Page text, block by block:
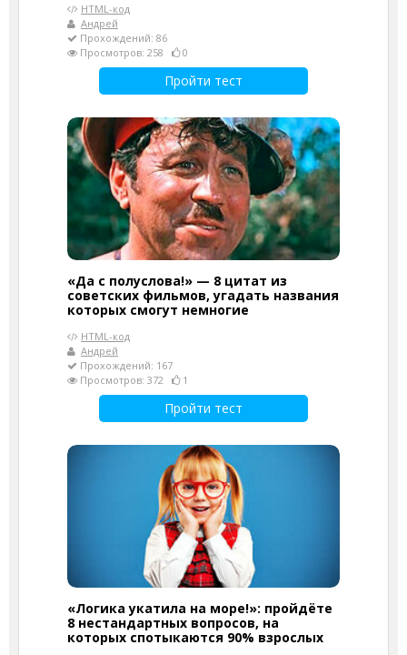
HTML-код
Андрей
Прохождений: 86
Просмотров: 258
0
Пройти тест
«Да с полуслова!» — 8 цитат из
советских фильмов, угадать названия
которых смогут немногие
HTML-код
Андрей
Прохождений: 167
Просмотров: 372
1
Пройти тест
«Логика укатила на море!»: пройдёте
8 нестандартных вопросов, на
которых спотыкаются 90% взрослых